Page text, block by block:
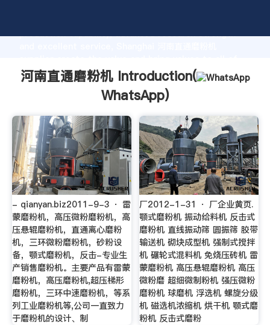
production capability, advanced research strength
customers.
河南直通磨粉机 Introduction(
WhatsApp)
- qianyan.biz2011-9-3 · 雷
蒙磨粉机，高压微粉磨粉机，高
压悬辊磨粉机，直通离心磨粉
机，三环微粉磨粉机，砂粉设
备，颚式磨粉机，反击-专业生
产销售磨粉机。主要产品有雷蒙
磨粉机，高压磨粉机,超压梯形
磨粉机，三环中速磨粉机，等系
列工业磨粉机等,公司一直致力
于磨粉机的设计、制
厂2012-1-31 · 厂企业黄页.
颚式磨粉机 振动给料机 反击式
磨粉机 直线振动筛 圆振筛 胶带
输送机 砌块成型机 强制式搅拌
机 碾轮式混料机 免烧压砖机 雷
蒙磨粉机 高压悬辊磨粉机 高压
微粉磨 超细微制粉机 强压微粉
磨粉机 球磨机 浮选机 螺旋分级
机 磁选机浓缩机 烘干机 颚式磨
粉机 反击式磨粉